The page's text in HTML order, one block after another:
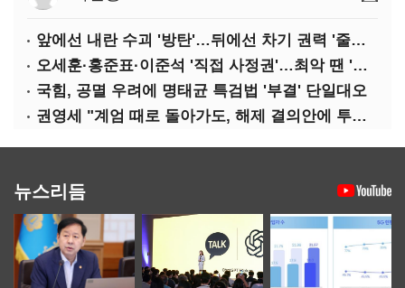
앞에선 내란 수괴 '방탄'…뒤에선 차기 권력 '줄서기'
오세훈·홍준표·이준석 '직접 사정권'…최악 땐 '대선 레이스' 이탈
국힘, 공멸 우려에 명태균 특검법 '부결' 단일대오
권영세 "계엄 때로 돌아가도, 해제 결의안에 투표 안 할 것"
뉴스리듬